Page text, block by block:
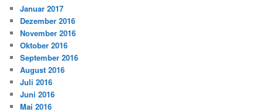
Januar 2017
Dezember 2016
November 2016
Oktober 2016
September 2016
August 2016
Juli 2016
Juni 2016
Mai 2016